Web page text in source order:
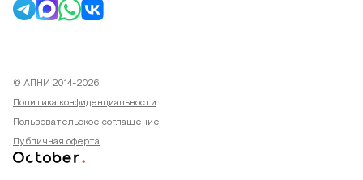
© АПНИ 2014-2026
Политика конфиденциальности
Пользовательское соглашение
Публичная оферта